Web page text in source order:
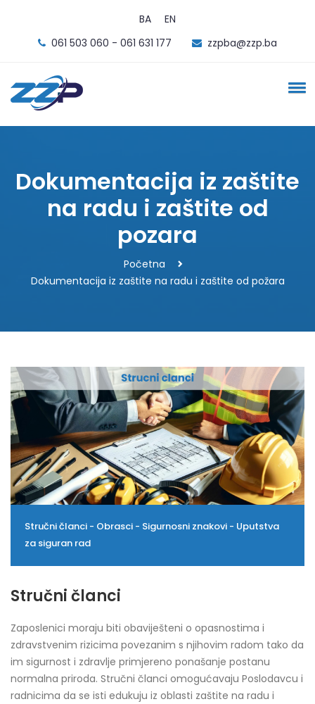
BA
EN
061 503 060 - 061 631 177
zzpba@zzp.ba
Dokumentacija iz zaštite
na radu i zaštite od
pozara
Početna
Dokumentacija iz zaštite na radu i zaštite od požara
Stručni članci - Obrasci - Sigurnosni znakovi - Uputstva
za siguran rad
Stručni članci
Zaposlenici moraju biti obaviješteni o opasnostima i
zdravstvenim rizicima povezanim s njihovim radom tako da
im sigurnost i zdravlje primjereno ponašanje postanu
normalna priroda. Stručni članci omogućavaju Poslodavcu i
radnicima da se isti edukuju iz oblasti zaštite na radu i